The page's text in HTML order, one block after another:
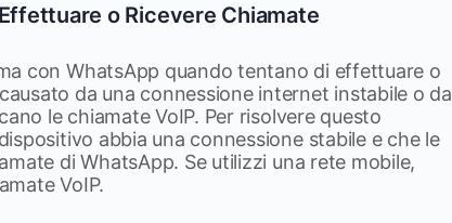
o Ricevere Chiamate
con WhatsApp quando tentano di effettuare o
da una connessione internet instabile o da
le chiamate VoIP. Per risolvere questo
abbia una connessione stabile e che le
di WhatsApp. Se utilizzi una rete mobile,
VoIP.